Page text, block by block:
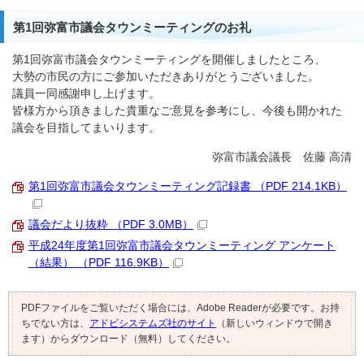
第1回弥富市議会タウンミーティングのお礼
第1回弥富市議会タウンミーティングを開催しましたところ、
大勢の市民の方にご参加いただきありがとうございました。
議員一同感謝申し上げます。
皆様方から頂きました貴重なご意見を参考にし、今後も開かれた
議会を目指してまいります。
弥富市議会議長 佐藤 高清
第1回弥富市議会タウンミーティング記録書 （PDF 214.1KB）
議会だより抜粋 （PDF 3.0MB）
平成24年度第1回弥富市議会タウンミーティング アンケート
（結果） （PDF 116.9KB）
PDFファイルをご覧いただく場合には、Adobe Readerが必要です。お持
ちでない方は、 アドビシステムズ社のサイト
（新しいウィンドウで開き
ます）からダウンロード（無料）してください。